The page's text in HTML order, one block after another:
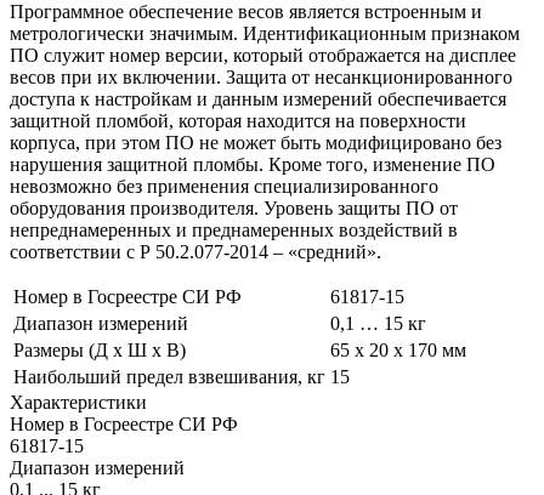
Программное обеспечение весов является встроенным и
метрологически значимым. Идентификационным признаком
ПО служит номер версии, который отображается на дисплее
весов при их включении. Защита от несанкционированного
доступа к настройкам и данным измерений обеспечивается
защитной пломбой, которая находится на поверхности
корпуса, при этом ПО не может быть модифицировано без
нарушения защитной пломбы. Кроме того, изменение ПО
невозможно без применения специализированного
оборудования производителя. Уровень защиты ПО от
непреднамеренных и преднамеренных воздействий в
соответствии с Р 50.2.077-2014 – «средний».
Номер в Госреестре СИ РФ
61817-15
Диапазон измерений
0,1 … 15 кг
Размеры (Д x Ш x В)
65 х 20 х 170 мм
Наибольший предел взвешивания, кг 15
Характеристики
Номер в Госреестре СИ РФ
61817-15
Диапазон измерений
0,1 ... 15 кг